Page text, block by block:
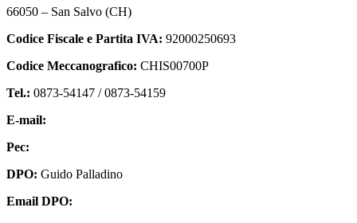
66050 – San Salvo (CH)
Codice Fiscale e Partita IVA: 92000250693
Codice Meccanografico: CHIS00700P
Tel.: 0873-54147 /0873-54159
E-mail:
Pec:
DPO: Guido Palladino
Email DPO: